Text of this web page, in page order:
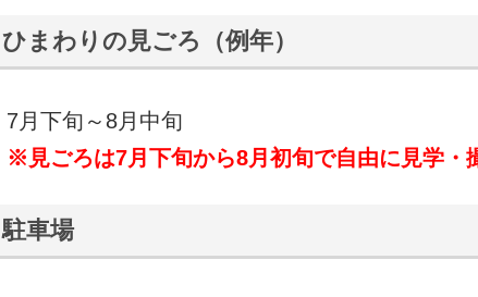
ひまわりの見ごろ（例年）
7月下旬～8月中旬
※見ごろは7月下旬から8月初旬で自由に見学・
駐車場